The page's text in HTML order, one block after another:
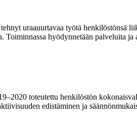
uraauurtavaa työtä henkilöstönsä
Toiminnassa hyödynnetään palveluita
toteutettu henkilöstön
edistäminen ja